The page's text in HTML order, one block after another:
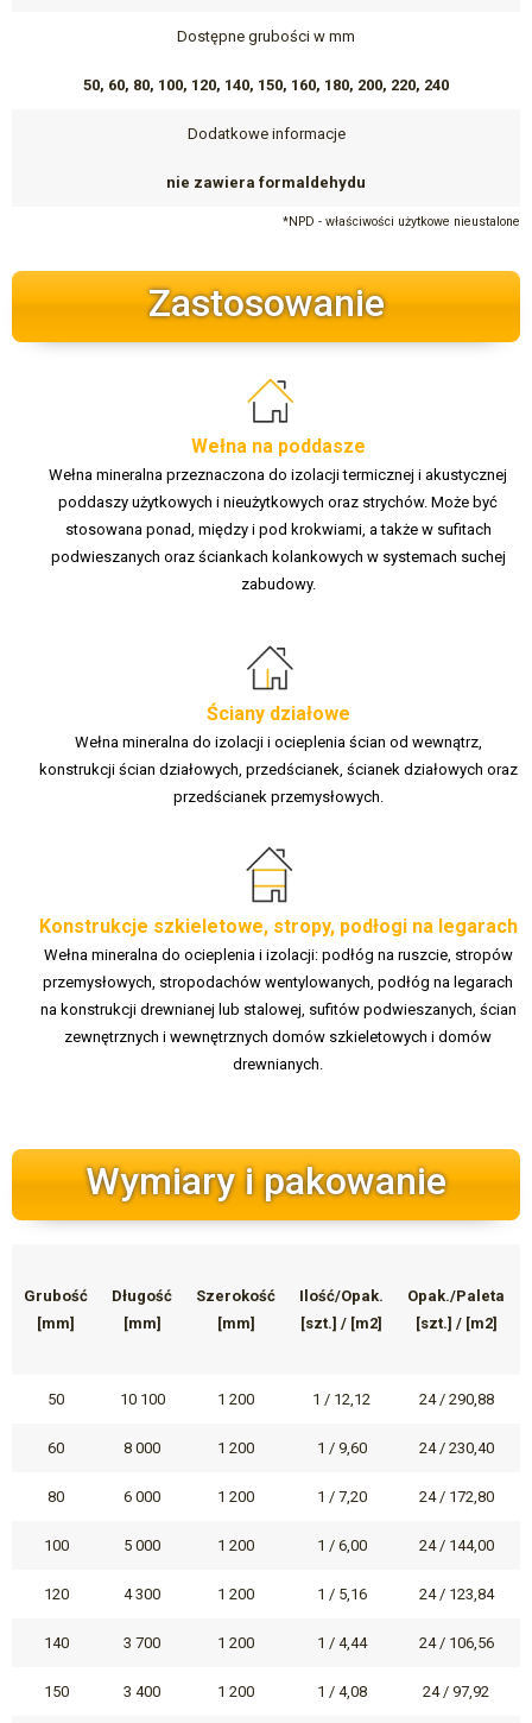
Dostępne grubości w mm
50, 60, 80, 100, 120, 140, 150, 160, 180, 200, 220, 240
Dodatkowe informacje
nie zawiera formaldehydu
*NPD - właściwości użytkowe nieustalone
Zastosowanie
Wełna na poddasze
Wełna mineralna przeznaczona do izolacji termicznej i akustycznej
poddaszy użytkowych i nieużytkowych oraz strychów. Może być
stosowana ponad, między i pod krokwiami, a także w sufitach
podwieszanych oraz ściankach kolankowych w systemach suchej
zabudowy.
Ściany działowe
Wełna mineralna do izolacji i ocieplenia ścian od wewnątrz,
konstrukcji ścian działowych, przedścianek, ścianek działowych oraz
przedścianek przemysłowych.
Konstrukcje szkieletowe, stropy, podłogi na legarach
Wełna mineralna do ocieplenia i izolacji: podłóg na ruszcie, stropów
przemysłowych, stropodachów wentylowanych, podłóg na legarach
na konstrukcji drewnianej lub stalowej, sufitów podwieszanych, ścian
zewnętrznych i wewnętrznych domów szkieletowych i domów
drewnianych.
Wymiary i pakowanie
Grubość
[mm]
Długość
[mm]
Szerokość
[mm]
Ilość/Opak.
[szt.] / [m2]
Opak./Paleta
[szt.] / [m2]
50 10 100 1 200 1 / 12,12 24 / 290,88
60 8 000 1 200 1 / 9,60 24 / 230,40
80 6 000 1 200 1 / 7,20 24 / 172,80
100 5 000 1 200 1 / 6,00 24 / 144,00
120 4 300 1 200 1 / 5,16 24 / 123,84
140 3 700 1 200 1 / 4,44 24 / 106,56
150 3 400 1 200 1 / 4,08 24 / 97,92